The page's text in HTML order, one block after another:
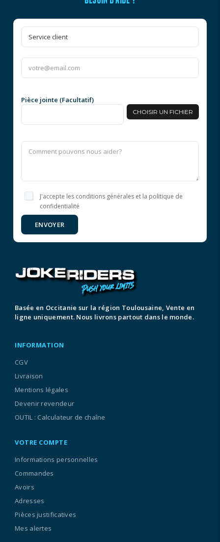
Pièce jointe (Facultatif)
CHOISIR UN FICHIER
J'accepte les conditions générales et la politique de
confidentialité
ENVOYER
Basée en Occitanie sur la région Toulousaine, Vente en
ligne uniquement. Nous livrons partout dans le monde.
INFORMATION
CGV
Livraison
Mentions légales
Devenir revendeur
OUTIL : Calculateur de chaîne
VOTRE COMPTE
Informations personnelles
Commandes
Avoirs
Adresses
Pièces justificatives
Mes alertes